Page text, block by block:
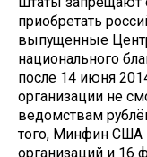
приобретать
выпущенные
национального
после 14 июня
организации не
ведомствам
того, Минфин США
организаций и 16